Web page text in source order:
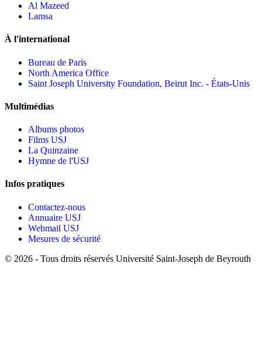
Al Mazeed
Lamsa
À l'international
Bureau de Paris
North America Office
Saint Joseph University Foundation, Beirut Inc. - États-Unis
Multimédias
Albums photos
Films USJ
La Quinzaine
Hymne de l'USJ
Infos pratiques
Contactez-nous
Annuaire USJ
Webmail USJ
Mesures de sécurité
© 2026 - Tous droits réservés Université Saint-Joseph de Beyrouth